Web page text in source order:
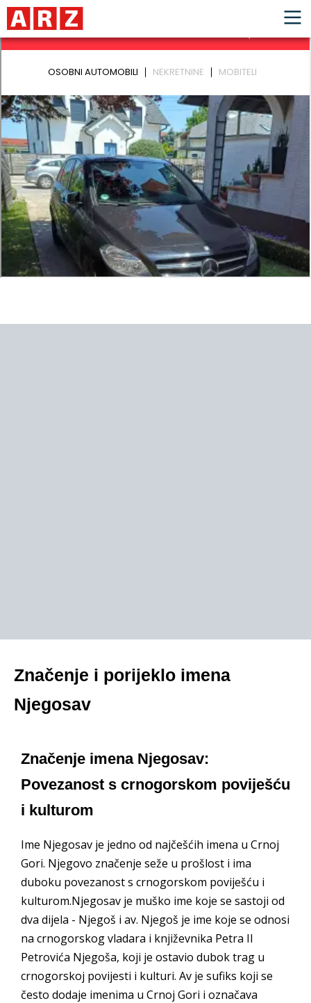
Značenje i porijeklo imena
Njegosav
Značenje imena Njegosav:
Povezanost s crnogorskom poviješću
i kulturom
Ime Njegosav je jedno od najčešćih imena u Crnoj
Gori. Njegovo značenje seže u prošlost i ima
duboku povezanost s crnogorskom poviješću i
kulturom.Njegosav je muško ime koje se sastoji od
dva dijela - Njegoš i av. Njegoš je ime koje se odnosi
na crnogorskog vladara i književnika Petra II
Petrovića Njegoša, koji je ostavio dubok trag u
crnogorskoj povijesti i kulturi. Av je sufiks koji se
često dodaje imenima u Crnoj Gori i označava